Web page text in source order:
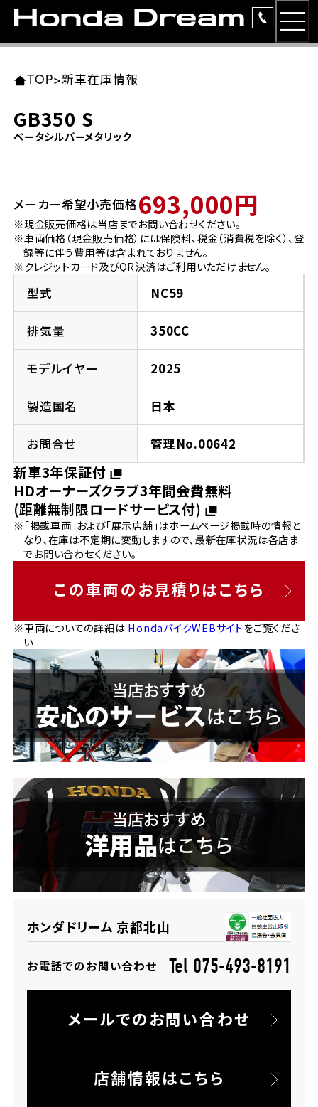
ラインアップ
レンタルバイク
洋用品
イベント
法人向けサービス
お問い合わせ
TOP>新車在庫情報
GB350 S
ベータシルバーメタリック
メーカー希望小売価格693,000円
※現金販売価格は当店までお問い合わせください。
※車両価格（現金販売価格）には保険料、税金（消費税を除く）、登
録等に伴う費用等は含まれておりません。
※クレジットカード及びQR決済はご利用いただけません。
型式 NC59
排気量 350CC
モデルイヤー 2025
製造国名 日本
お問合せ 管理No.00642
新車3年保証付
HDオーナーズクラブ3年間会費無料
(距離無制限ロードサービス付)
※「掲載車両」および「展示店舗」はホームページ掲載時の情報と
なり、在庫は不定期に変動しますので、最新在庫状況は各店ま
でお問い合わせください。
この車両のお見積りはこちら
※車両についての詳細は HondaバイクWEBサイトをご覧くださ
い
ホンダドリーム 京都北山
お電話でのお問い合わせ Tel 075-493-8191
メールでのお問い合わせ
店舗情報はこちら
東北エリア 店舗一覧
岩手県
宮城県
ホンダドリーム 仙台泉
ホンダドリーム 宮城岩沼
福島県
ホンダドリーム 郡山
関東エリア 店舗一覧
東京都
ホンダドリーム 西東京
ホンダドリーム 練馬
ホンダドリーム 板橋
ホンダドリーム 葛飾
ホンダドリーム 大田
ホンダドリーム 立川
神奈川県
ホンダドリーム 磯子
ホンダドリーム 横浜都筑
ホンダドリーム 横浜緑
千葉県
ホンダドリーム 船橋
ホンダドリーム 松戸
ホンダドリーム 蘇我
埼玉県
ホンダドリーム 所沢
ホンダドリーム 大宮
中部エリア 店舗一覧
愛知県
ホンダドリーム 名古屋南
ホンダドリーム 小牧
ホンダドリーム 名古屋東
ホンダドリーム 一宮
ホンダドリーム 豊橋
ホンダドリーム 名古屋上小田井
岐阜県
ホンダドリーム 岐阜
近畿エリア 店舗一覧
大阪府
ホンダドリーム 箕面
ホンダドリーム 藤井寺
ホンダドリーム 東淀川
ホンダドリーム 豊中
京都府
ホンダドリーム 京都伏見
ホンダドリーム 京都北山
兵庫県
ホンダドリーム 神戸灘
ホンダドリーム 尼崎
ホンダドリーム 姫路
ホンダドリーム 西宮甲子園
奈良県
ホンダドリーム 奈良
中国・四国エリア 店舗一覧
岡山県
広島県
ホンダドリーム 広島
ホンダドリーム 福山
徳島県
ホンダドリーム 徳島
香川県
ホンダドリーム 高松
高知県
九州エリア 店舗一覧
福岡県
ホンダドリーム 福岡東
ホンダドリーム 久留米
ホンダドリーム 福岡春日
ホンダドリーム 福岡西
熊本県
ホンダドリーム 熊本